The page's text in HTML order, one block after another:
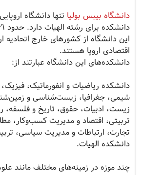
دانشگاه بیبس بولیا تنها دانشگاه
این دانشگاه از کشورهای خارج اتحادیه
اقتصادی اروپا هستند.
دانشکده‌های این دانشگاه عبارتند از:
دانشکده ریاضیات و انفورماتیک،
شیمی، جغرافیا، زیست‌شناسی و
زیست، ادبیات، حقوق، تاریخ و فلسفه،
تربیتی، اقتصاد و مدیریت کسب‌وکار،
تجارت، ارتباطات و مدیریت سیاسی،
دانشکده الهیات.
چند موزه در زمینه‌های مختلف مانند